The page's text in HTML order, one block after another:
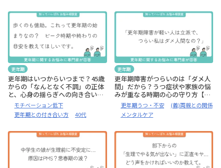
更年期
更年期はいつからいつまで？45歳
からの「なんとなく不調」の正体
と、心身の揺らぎへの向き合い方
【お悩み相談室】
モチベーション低下
更年期との付き合い方
40代
更年期
更年期障害がつらいのは「ダメ人
間」だから？うつ症状や家族の悩
みが重なる時期の心の守り方【お
悩み相談室】
更年期うつ・不安
(義)両親との関係
メンタルケア